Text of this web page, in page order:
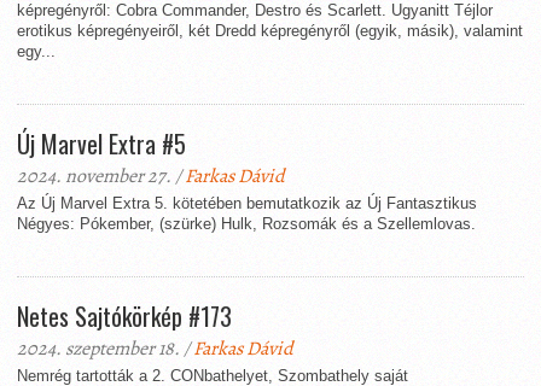
képregényről: Cobra Commander, Destro és Scarlett. Ugyanitt Téjlor
erotikus képregényeiről, két Dredd képregényről (egyik, másik), valamint
egy...
Új Marvel Extra #5
2024. november 27. /Farkas Dávid
Az Új Marvel Extra 5. kötetében bemutatkozik az Új Fantasztikus
Négyes: Pókember, (szürke) Hulk, Rozsomák és a Szellemlovas.
Netes Sajtókörkép #173
2024. szeptember 18. /Farkas Dávid
Nemrég tartották a 2. CONbathelyet, Szombathely saját